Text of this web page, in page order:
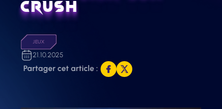
Crush
JEUX
21.10.2025
Partager cet article :